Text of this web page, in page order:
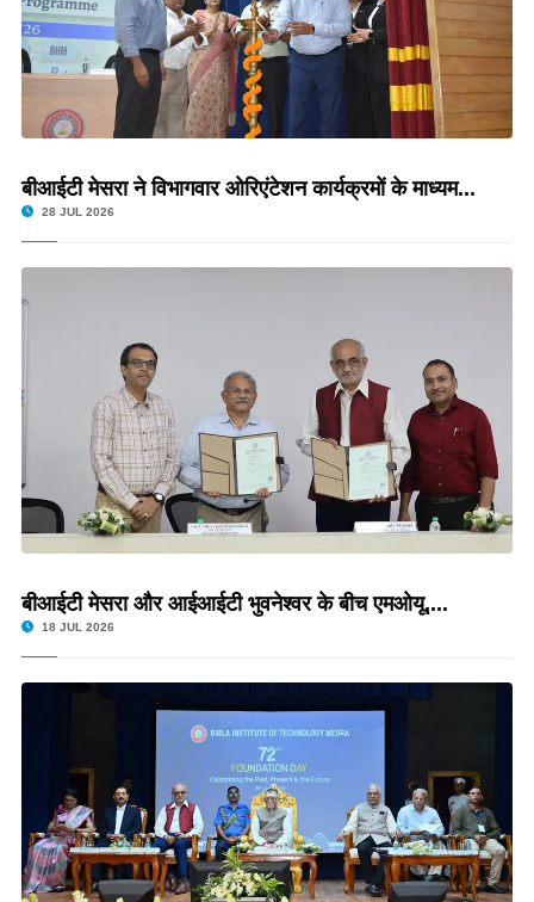
बीआईटी मेसरा ने विभागवार ओरिएंटेशन कार्यक्रमों के माध्यम...
28 JUL 2026
बीआईटी मेसरा और आईआईटी भुवनेश्वर के बीच एमओयू,...
18 JUL 2026